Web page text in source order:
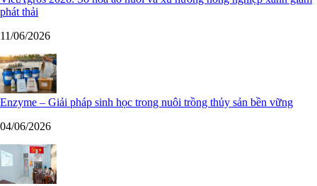
phát thải
11/06/2026
Enzyme – Giải pháp sinh học trong nuôi trồng thủy sản bền vững
04/06/2026